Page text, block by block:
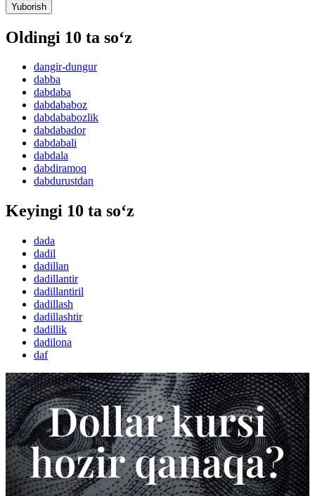
Yuborish
Oldingi 10 ta so‘z
dangir-dungur
dabba
dabdaba
dabdababoz
dabdababozlik
dabdabador
dabdabali
dabdala
dabdiramoq
dabdurustdan
Keyingi 10 ta so‘z
dada
dadil
dadillan
dadillantir
dadillantiril
dadillash
dadillashtir
dadillik
dadilona
daf